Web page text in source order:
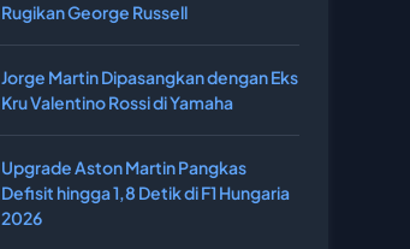
Rugikan George Russell
Jorge Martin Dipasangkan dengan Eks
Kru Valentino Rossi di Yamaha
Upgrade Aston Martin Pangkas
Defisit hingga 1,8 Detik di F1 Hungaria
2026